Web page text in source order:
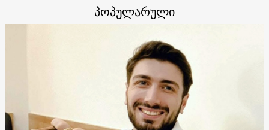
პოპულარული